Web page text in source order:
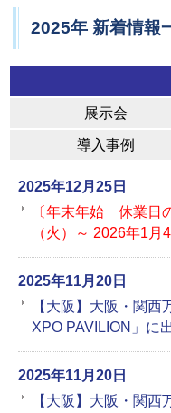
2025年 新着情報
展示会
導入事例
2025年12月25日
〔年末年始 休業日
（火）～ 2026年1月
2025年11月20日
【大阪】大阪・関
XPO PAVILION」に
2025年11月20日
【大阪】大阪・関